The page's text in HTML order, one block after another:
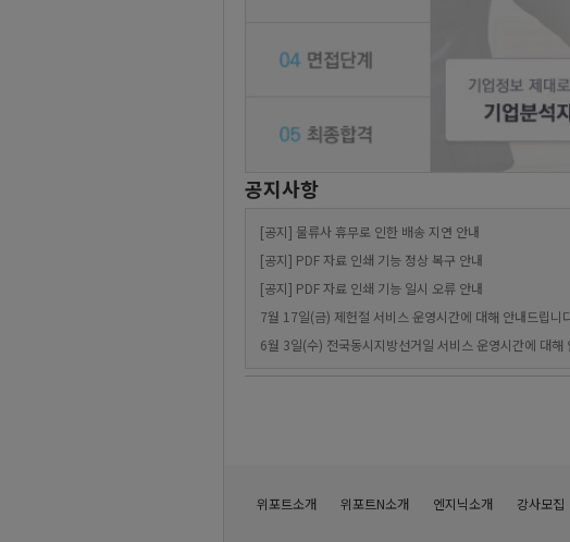
위포트소개 위포트N소개 엔지닉소개 강사모집